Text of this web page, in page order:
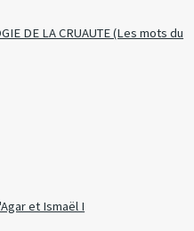
DE LA CRUAUTE (Les mots du
et Ismaël I